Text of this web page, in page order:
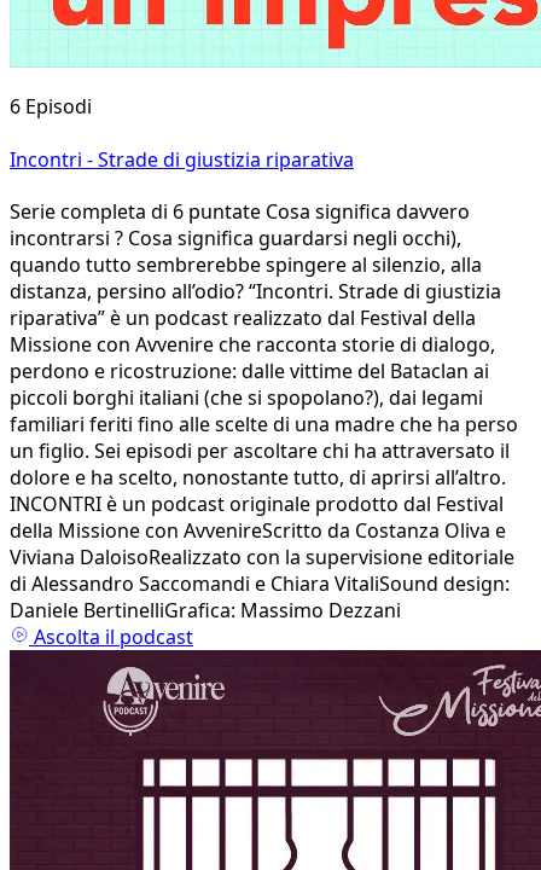
6 Episodi
Incontri - Strade di giustizia riparativa
Serie completa di 6 puntate Cosa significa davvero
incontrarsi ? Cosa significa guardarsi negli occhi),
quando tutto sembrerebbe spingere al silenzio, alla
distanza, persino all’odio? “Incontri. Strade di giustizia
riparativa” è un podcast realizzato dal Festival della
Missione con Avvenire che racconta storie di dialogo,
perdono e ricostruzione: dalle vittime del Bataclan ai
piccoli borghi italiani (che si spopolano?), dai legami
familiari feriti fino alle scelte di una madre che ha perso
un figlio. Sei episodi per ascoltare chi ha attraversato il
dolore e ha scelto, nonostante tutto, di aprirsi all’altro.
INCONTRI è un podcast originale prodotto dal Festival
della Missione con AvvenireScritto da Costanza Oliva e
Viviana DaloisoRealizzato con la supervisione editoriale
di Alessandro Saccomandi e Chiara VitaliSound design:
Daniele BertinelliGrafica: Massimo Dezzani
Ascolta il podcast